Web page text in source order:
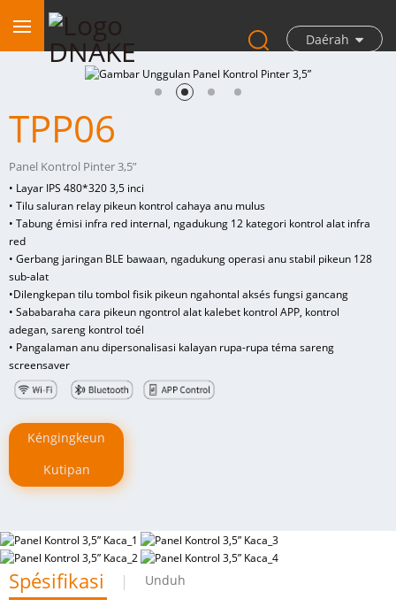
Daérah
TPP06
Panel Kontrol Pinter 3,5”
• Layar IPS 480*320 3,5 inci
• Tilu saluran relay pikeun kontrol cahaya anu mulus
• Tabung émisi infra red internal, ngadukung 12 kategori kontrol alat infra
red
• Gerbang jaringan BLE bawaan, ngadukung operasi anu stabil pikeun 128
sub-alat
•Dilengkepan tilu tombol fisik pikeun ngahontal aksés fungsi gancang
• Sababaraha cara pikeun ngontrol alat kalebet kontrol APP, kontrol
adegan, sareng kontrol toél
• Pangalaman anu dipersonalisasi kalayan rupa-rupa téma sareng
screensaver
Kéngingkeun
Kutipan
Spésifikasi Unduh